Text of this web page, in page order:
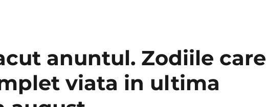
anuntul. Zodiile care
viata in ultima